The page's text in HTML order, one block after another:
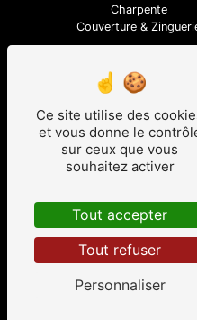
Charpente
Couverture &
Nos
Couverture
Terrasse bois
Velux
Zinguerie
Maison bois
©Vistalid- 2026 -
Mentions légales
Ce site utilise des
et vous donne le
sur ceux que vous
souhaitez activer
Tout accepter
Tout refuser
Personnaliser